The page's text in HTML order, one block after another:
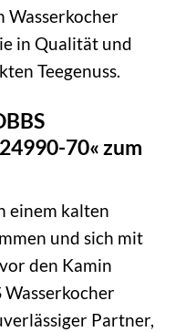
Wasserkocher
in Qualität und
Teegenuss.
70« zum
einem kalten
und sich mit
den Kamin
Wasserkocher
Partner,